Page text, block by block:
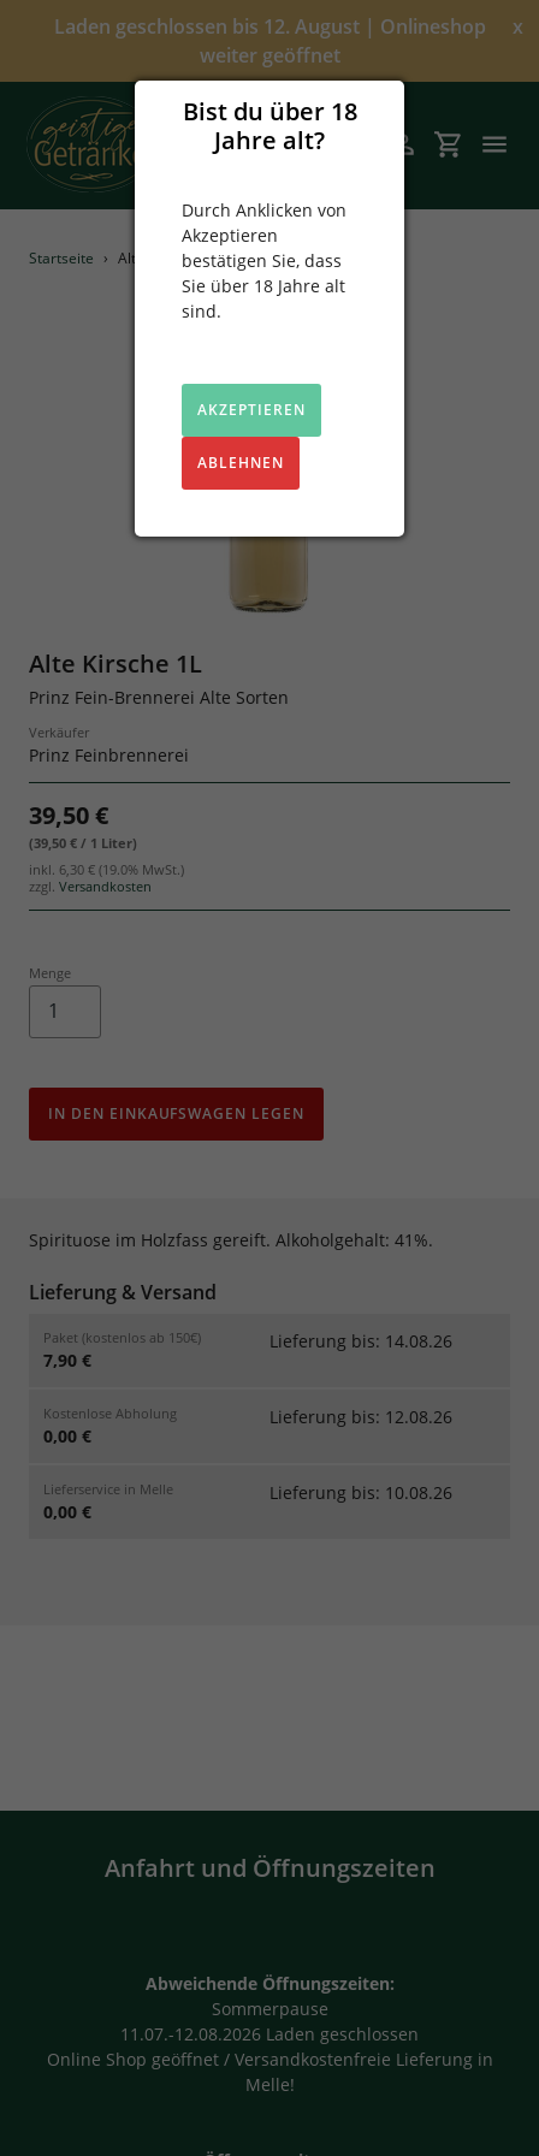
Bist du über 18
Jahre alt?
Durch Anklicken von
Akzeptieren
bestätigen Sie, dass
Sie über 18 Jahre alt
sind.
AKZEPTIEREN
ABLEHNEN
Laden geschlossen bis 12. August | Onlineshop
weiter geöffnet
x
SuchenEinloggen
Angebote
Startseite › Alte Kirsche 1L
Alte Kirsche 1L
Prinz Fein-Brennerei Alte Sorten
Verkäufer
Prinz Feinbrennerei
39,50 €
(39,50 € / 1 Liter)
inkl. 6,30 € (19.0% MwSt.)
zzgl. Versandkosten
Menge
IN DEN EINKAUFSWAGEN LEGEN
Spirituose im Holzfass gereift. Alkoholgehalt: 41%.
Lieferung & Versand
Paket (kostenlos ab 150€)
7,90 €
Lieferung bis: 14.08.26
Kostenlose Abholung
0,00 €
Lieferung bis: 12.08.26
Lieferservice in Melle
0,00 €
Lieferung bis: 10.08.26
Anfahrt und Öffnungszeiten
Abweichende Öffnungszeiten:
Sommerpause
11.07.-12.08.2026 Laden geschlossen
Online Shop geöffnet / Versandkostenfreie Lieferung in
Melle!